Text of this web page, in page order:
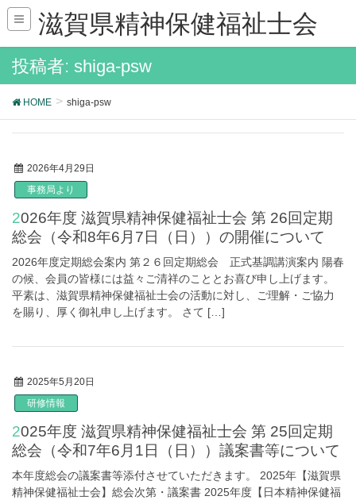
滋賀県精神保健福祉士会
投稿者: shiga-psw
HOME shiga-psw
2026年4月29日
事務局より
2026年度 滋賀県精神保健福祉士会 第 26回定期
総会（令和8年6月7日（日））の開催について
2026年度定期総会案内 第２６回定期総会 正式基調講演案内 陽春
の候、会員の皆様には益々ご清祥のこととお喜び申し上げます。
平素は、滋賀県精神保健福祉士会の活動に対し、ご理解・ご協力
を賜り、厚く御礼申し上げます。 さて […]
2025年5月20日
研修情報
2025年度 滋賀県精神保健福祉士会 第 25回定期
総会（令和7年6月1日（日））議案書等について
本年度総会の議案書等添付させていただきます。 2025年【滋賀県
精神保健福祉士会】総会次第・議案書 2025年度【日本精神保健福